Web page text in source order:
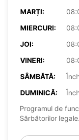
MARȚI:
MIERCURI:
JOI:
VINERI:
SÂMBĂTĂ:
DUMINICĂ:
Programul de
Sărbătorilor legale.